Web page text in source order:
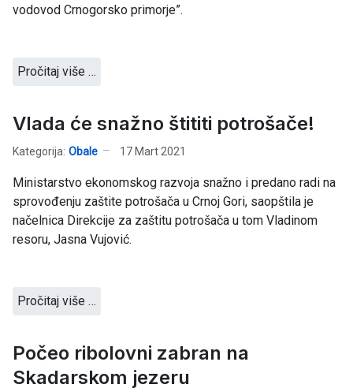
vodovod Crnogorsko primorje”.
Pročitaj više …
Vlada će snažno štititi potrošače!
Kategorija: Obale 17 Mart 2021
Ministarstvo ekonomskog razvoja snažno i predano radi na
sprovođenju zaštite potrošača u Crnoj Gori, saopštila je
načelnica Direkcije za zaštitu potrošača u tom Vladinom
resoru, Jasna Vujović.
Pročitaj više …
Počeo ribolovni zabran na
Skadarskom jezeru